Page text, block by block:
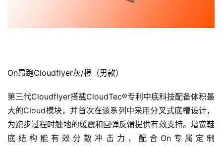
On昂跑Cloudflyer灰/橙（男款）
第三代Cloudflyer搭载CloudTec®专利中底科技配备体积最
大的Cloud模块，并首次在该系列中采用分叉式底槽设计，
为跑步过程时触地的缓震和回弹反馈提供有效支持。增宽鞋
底结构能有效分散冲击力，配合On专属定制